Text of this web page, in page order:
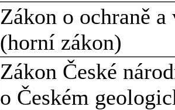
Zákon o ochraně
(horní zákon)
Zákon České
o Českém